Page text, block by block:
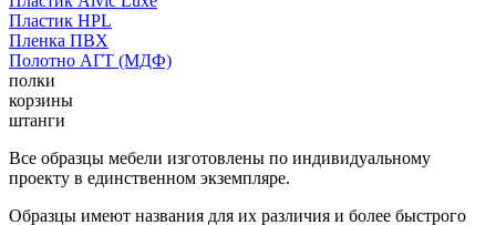
Пластик HPL
Пленка ПВХ
Полотно АГТ (МДФ)
полки
корзины
штанги
Все образцы мебели изготовлены по индивидуальному
проекту в единственном экземпляре.
Образцы имеют названия для их различия и более быстрого